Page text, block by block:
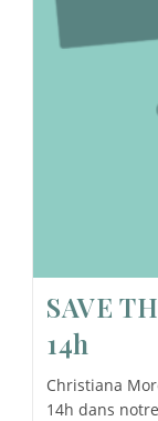
SAVE
14h
Christiana
14h dans